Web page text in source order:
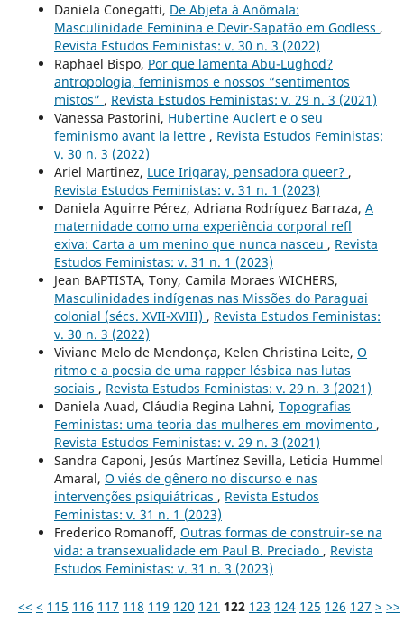
Daniela Conegatti, De Abjeta à Anômala:
Masculinidade Feminina e Devir-Sapatão em Godless ,
Revista Estudos Feministas: v. 30 n. 3 (2022)
Raphael Bispo, Por que lamenta Abu-Lughod?
antropologia, feminismos e nossos “sentimentos
mistos” , Revista Estudos Feministas: v. 29 n. 3 (2021)
Vanessa Pastorini, Hubertine Auclert e o seu
feminismo avant la lettre , Revista Estudos Feministas:
v. 30 n. 3 (2022)
Ariel Martinez, Luce Irigaray, pensadora queer? ,
Revista Estudos Feministas: v. 31 n. 1 (2023)
Daniela Aguirre Pérez, Adriana Rodríguez Barraza, A
maternidade como uma experiência corporal refl
exiva: Carta a um menino que nunca nasceu , Revista
Estudos Feministas: v. 31 n. 1 (2023)
Jean BAPTISTA, Tony, Camila Moraes WICHERS,
Masculinidades indígenas nas Missões do Paraguai
colonial (sécs. XVII-XVIII) , Revista Estudos Feministas:
v. 30 n. 3 (2022)
Viviane Melo de Mendonça, Kelen Christina Leite, O
ritmo e a poesia de uma rapper lésbica nas lutas
sociais , Revista Estudos Feministas: v. 29 n. 3 (2021)
Daniela Auad, Cláudia Regina Lahni, Topografias
Feministas: uma teoria das mulheres em movimento ,
Revista Estudos Feministas: v. 29 n. 3 (2021)
Sandra Caponi, Jesús Martínez Sevilla, Leticia Hummel
Amaral, O viés de gênero no discurso e nas
intervenções psiquiátricas , Revista Estudos
Feministas: v. 31 n. 1 (2023)
Frederico Romanoff, Outras formas de construir-se na
vida: a transexualidade em Paul B. Preciado , Revista
Estudos Feministas: v. 31 n. 3 (2023)
<< < 115 116 117 118 119 120 121 122 123 124 125 126 127 > >>